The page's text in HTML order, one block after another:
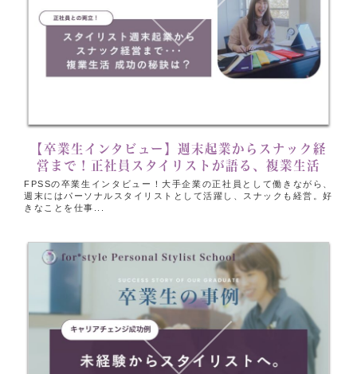
【卒業生インタビュー】週末起業からスナック経
営まで！正社員スタイリストが語る、複業生活
FPSSの卒業生インタビュー！大手企業の正社員として働きながら、
週末にはパーソナルスタイリストとして活躍し、スナックも経営。好
きなことを仕事...